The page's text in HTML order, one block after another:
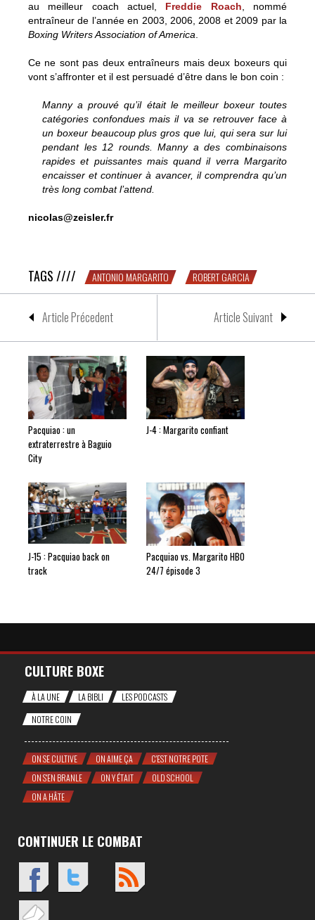
au meilleur coach actuel, Freddie Roach , nommé
entraîneur de l’année en 2003, 2006, 2008 et 2009 par la
Boxing Writers Association of America
Ce ne sont pas deux entraîneurs mais deux boxeurs qui
vont s’affronter et il est persuadé d’être dans le bon coin :
Manny a prouvé qu’il était le meilleur boxeur toutes
catégories confondues mais il va se retrouver face à
un boxeur beaucoup plus gros que lui, qui sera sur lui
pendant les 12 rounds. Manny a des combinaisons
rapides et puissantes mais quand il verra Margarito
encaisser et continuer à avancer, il comprendra qu’un
très long combat l’attend.
nicolas@zeisler.fr
TAGS //// ANTONIO MARGARITO ROBERT GARCIA
Article Précedent Article Suivant
Pacquiao : un
extraterrestre à Baguio
City
J-4 : Margarito confiant
J-15 : Pacquiao back on
track
Pacquiao vs. Margarito HBO
24/7 épisode 3
CULTURE BOXE
À LA UNE LA BIBLI
LES PODCASTS
NOTRE COIN
ON SE CULTIVE ON AIME ÇA
C'EST NOTRE POTE
ON S'EN BRANLE
ON Y ÉTAIT
OLD SCHOOL
ON A HÂTE
CONTINUER LE COMBAT